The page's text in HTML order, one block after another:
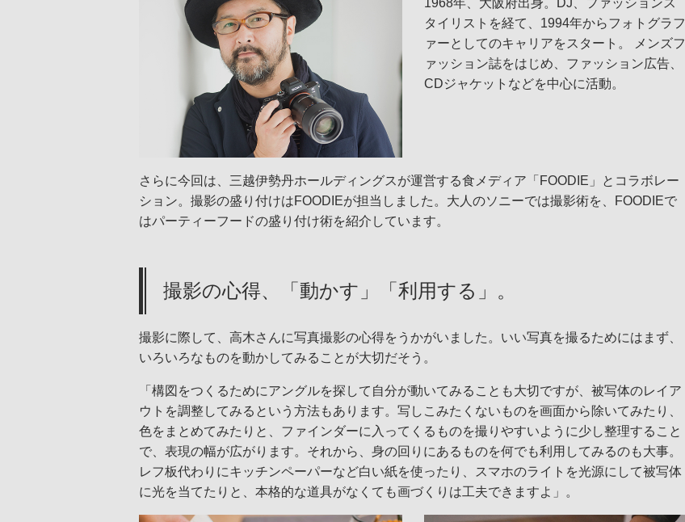
1968年、大阪府出身。DJ、ファッションス
タイリストを経て、1994年からフォトグラフ
ァーとしてのキャリアをスタート。 メンズフ
ァッション誌をはじめ、ファッション広告、
CDジャケットなどを中心に活動。
さらに今回は、三越伊勢丹ホールディングスが運営する食メディア「FOODIE」とコラボレー
ション。撮影の盛り付けはFOODIEが担当しました。大人のソニーでは撮影術を、FOODIEで
はパーティーフードの盛り付け術を紹介しています。
撮影の心得、「動かす」「利用する」。
撮影に際して、高木さんに写真撮影の心得をうかがいました。いい写真を撮るためにはまず、
いろいろなものを動かしてみることが大切だそう。
「構図をつくるためにアングルを探して自分が動いてみることも大切ですが、被写体のレイア
ウトを調整してみるという方法もあります。写しこみたくないものを画面から除いてみたり、
色をまとめてみたりと、ファインダーに入ってくるものを撮りやすいように少し整理すること
で、表現の幅が広がります。それから、身の回りにあるものを何でも利用してみるのも大事。
レフ板代わりにキッチンペーパーなど白い紙を使ったり、スマホのライトを光源にして被写体
に光を当てたりと、本格的な道具がなくても画づくりは工夫できますよ」。